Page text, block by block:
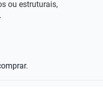
ou estruturais,